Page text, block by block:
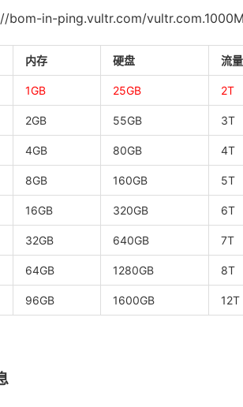
bom-in-ping.vultr.com/
内存 硬盘 流量
1GB 25GB 2T
2GB 55GB 3T
4GB 80GB 4T
8GB 160GB 5T
16GB 320GB 6T
32GB 640GB 7T
64GB 1280GB 8T
96GB 1600GB 12T